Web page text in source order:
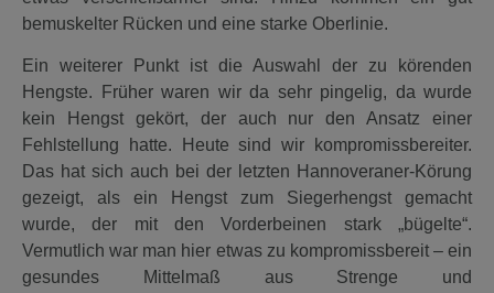
bemuskelter Rücken und eine starke Oberlinie.
Ein weiterer Punkt ist die Auswahl der zu körenden
Hengste. Früher waren wir da sehr pingelig, da wurde
kein Hengst gekört, der auch nur den Ansatz einer
Fehlstellung hatte. Heute sind wir kompromissbereiter.
Das hat sich auch bei der letzten Hannoveraner-Körung
gezeigt, als ein Hengst zum Siegerhengst gemacht
wurde, der mit den Vorderbeinen stark „bügelte“.
Vermutlich war man hier etwas zu kompromissbereit – ein
gesundes Mittelmaß aus Strenge und